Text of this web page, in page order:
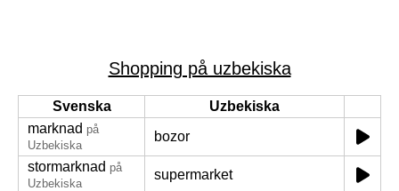
Shopping på uzbekiska
Svenska
Uzbekiska
marknad på
Uzbekiska
bozor
stormarknad på
Uzbekiska
supermarket